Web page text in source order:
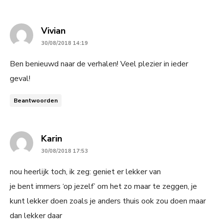
Viviansays:
30/08/2018 14:19
Ben benieuwd naar de verhalen! Veel plezier in ieder
geval!
Beantwoorden
Karinsays:
30/08/2018 17:53
nou heerlijk toch, ik zeg: geniet er lekker van
je bent immers ‘op jezelf’ om het zo maar te zeggen, je
kunt lekker doen zoals je anders thuis ook zou doen maar
dan lekker daar